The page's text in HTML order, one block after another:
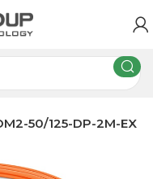
50/125-DP-2M-EX